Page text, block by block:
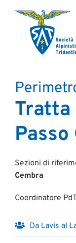
contenuto
Tratta
Sezioni di
Cembra
Coordinatore
Da Lavis al